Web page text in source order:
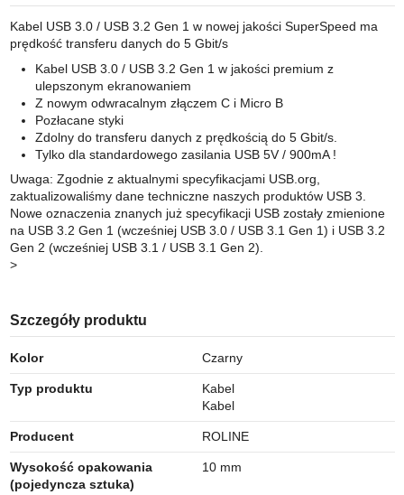
Kabel USB 3.0 / USB 3.2 Gen 1 w nowej jakości SuperSpeed ma
prędkość transferu danych do 5 Gbit/s
Kabel USB 3.0 / USB 3.2 Gen 1 w jakości premium z
ulepszonym ekranowaniem
Z nowym odwracalnym złączem C i Micro B
Pozłacane styki
Zdolny do transferu danych z prędkością do 5 Gbit/s.
Tylko dla standardowego zasilania USB 5V / 900mA !
Uwaga: Zgodnie z aktualnymi specyfikacjami USB.org,
zaktualizowaliśmy dane techniczne naszych produktów USB 3.
Nowe oznaczenia znanych już specyfikacji USB zostały zmienione
na USB 3.2 Gen 1 (wcześniej USB 3.0 / USB 3.1 Gen 1) i USB 3.2
Gen 2 (wcześniej USB 3.1 / USB 3.1 Gen 2).
>
Szczegóły produktu
Kolor Czarny
Typ produktu
Kabel
Kabel
Producent ROLINE
Wysokość opakowania
(pojedyncza sztuka)
10 mm